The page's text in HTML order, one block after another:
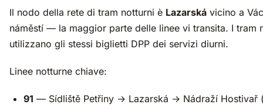
Il nodo della rete di tram notturni è Lazarská vicino a
náměstí — la maggior parte delle linee vi transita. I tram
utilizzano gli stessi biglietti DPP dei servizi diurni.
Linee notturne chiave:
91 — Sídliště Petřiny → Lazarská → Nádraží Hostivař